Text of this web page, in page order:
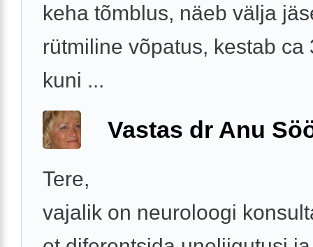
keha tõmblus, näeb välja
rütmiline võpatus, kestab ca
kuni ...
Vastas dr Anu
Tere,
vajalik on neuroloogi